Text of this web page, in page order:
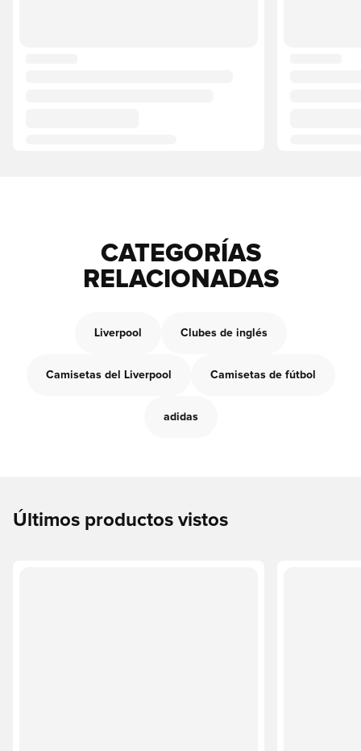
CATEGORÍAS
RELACIONADAS
Liverpool Clubes de inglés
Camisetas del Liverpool Camisetas de fútbol
adidas
Últimos productos vistos